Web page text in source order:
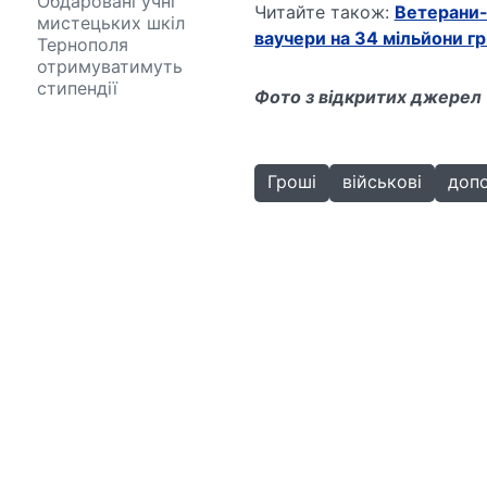
мистецьких шкіл
Тернополя
отримуватимуть
стипендії
Читайте також:
ваучери на 34 мільйони
Фото з відкритих джерел
Гроші військові